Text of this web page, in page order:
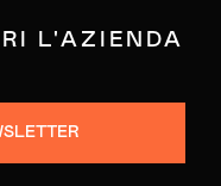
L'AZIENDA